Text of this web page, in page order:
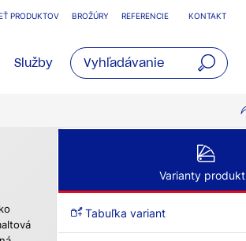
PRODUKTOV BROŽÚRY REFERENCIE KONTAKT
Služby
Varianty
Tabuľka variant